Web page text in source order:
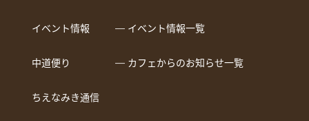
イベント情報 ― イベント情報一覧
中道便り ― カフェからのお知らせ一覧
ちえなみき通信